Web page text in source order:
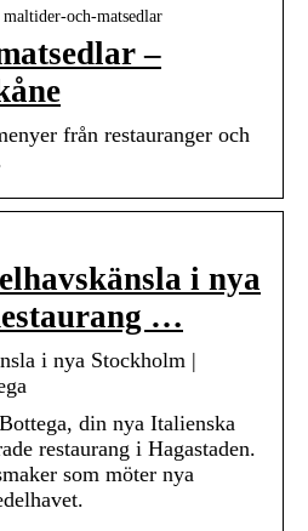
och-matsedlar
–
från restauranger och
i nya
…
i nya Stockholm |
din nya Italienska
restaurang i Hagastaden.
som möter nya